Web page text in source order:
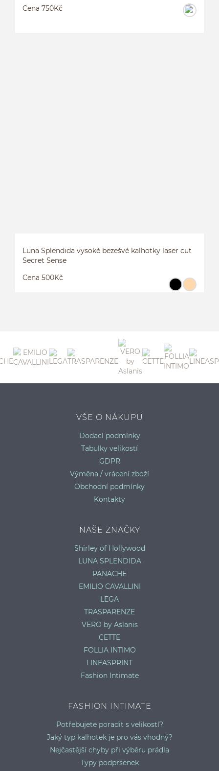
Cena 750Kč
Luna Splendida vysoké bezešvé kalhotky laser cut
Secret Sense
Cena 500Kč
VŠE O NÁKUPU
Dodací podmínky
Tabulky velikostí
GDPR
Výměna / vrácení zboží
Obchodní podmínky
Kontakty
NAŠE ZNAČKY
Shirley of Hollywood
LUNA SPLENDIDA
PANACHE
EMILIO CAVALLINI
LEGA
TRASPARENZE
VERO by Aslanis
CETTE
FOLLIA INTIMO
LINEASPRINT
Fashion Intimate
FASHION INTIMATE
Potřebujete poradit s velikostí?
Jaký typ kalhotek je pro vás vhodný?
Nejčastější chyby při výběru prádla
Typy podprsenek